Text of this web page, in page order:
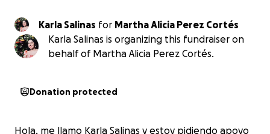
Karla Salinas for
Martha Alicia Perez Cortés
Karla Salinas is organizing this fundraiser on
behalf of Martha Alicia Perez Cortés.
Donation protected
Hola, me llamo Karla Salinas y estoy pidiendo apoyo